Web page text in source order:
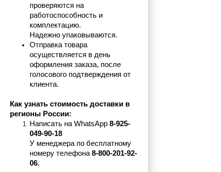
проверяются на
работоспособность и
комплектацию.
Надежно упаковываются.
Отправка товара
осуществляется в день
оформления заказа, после
голосового подтверждения от
клиента.
Как узнать стоимость доставки в
регионы России:
Написать на WhatsApp 8-925-
049-90-18
У менеджера по бесплатному
номеру телефона 8-800-201-92-
06.